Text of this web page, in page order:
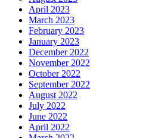
April 2023
March 2023
February 2023
January 2023
December 2022
November 2022
October 2022
September 2022
August 2022
July 2022
June 2022
April 2022